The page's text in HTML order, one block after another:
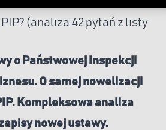
(analiza 42 pytań z listy
o Państwowej Inspekcji
O samej nowelizacji
Kompleksowa analiza
nowej ustawy.